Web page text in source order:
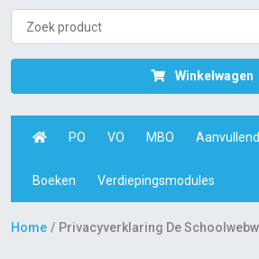
Winkelwagen
PO VO MBO
Boeken Verdiepingsmodules
Home Privacyverklaring De